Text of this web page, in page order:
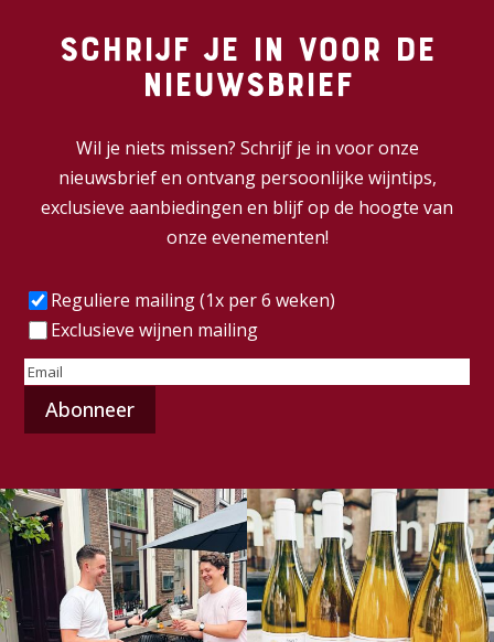
Schrijf je in voor de
nieuwsbrief
Wil je niets missen? Schrijf je in voor onze
nieuwsbrief en ontvang persoonlijke wijntips,
exclusieve aanbiedingen en blijf op de hoogte van
onze evenementen!
Frequentie(Vereist)
Reguliere mailing (1x per 6 weken)
Exclusieve wijnen mailing
E-
mailadres